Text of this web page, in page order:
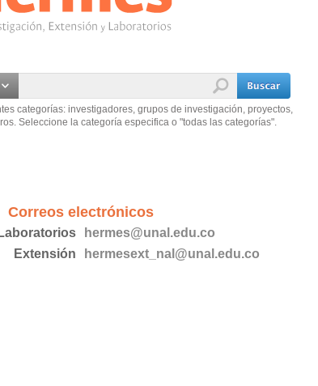
categorías: investigadores, grupos de investigación, proyectos,
Seleccione la categoría especifica o "todas las categorías".
Correos electrónicos
hermes@unal.edu.co
Extensión
hermesext_nal@unal.edu.co